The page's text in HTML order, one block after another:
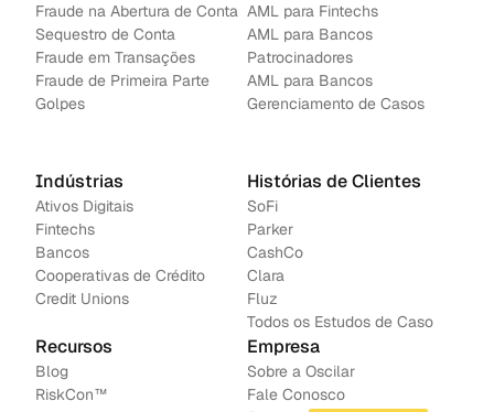
Fraude na Abertura de Conta
Sequestro de Conta
Fraude em Transações
Fraude de Primeira Parte
Golpes
AML para Fintechs
AML para Bancos
Patrocinadores
AML para Bancos
Gerenciamento de Casos
Indústrias
Ativos Digitais
Fintechs
Bancos
Cooperativas de Crédito
Credit Unions
Histórias de Clientes
SoFi
Parker
CashCo
Clara
Fluz
Todos os Estudos de Caso
Recursos
Blog
RiskCon™
Empresa
Sobre a Oscilar
Fale Conosco